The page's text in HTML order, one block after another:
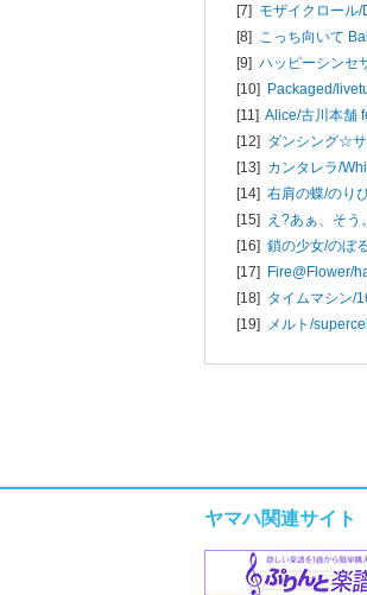
[7] モザイクロール/
[8] こっち向いて
[9] ハッピーシンセ
[10] Packaged/
[11] Alice/古川本舗
[12] ダンシング☆
[13] カンタレラ/
[14] 右肩の蝶/のり
[15] え?あぁ、そう
[16] 鎖の少女/のぼ
[17] Fire@Flower/
[18] タイムマシン/
[19] メルト/
ヤマハ関連サイト